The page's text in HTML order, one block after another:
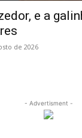
e a
de 2026
- Advertisment -